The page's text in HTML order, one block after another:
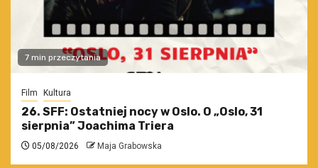
7 min przeczytania
Film Kultura
26. SFF: Ostatniej nocy w Oslo. O „Oslo, 31
sierpnia” Joachima Triera
05/08/2026 Maja Grabowska